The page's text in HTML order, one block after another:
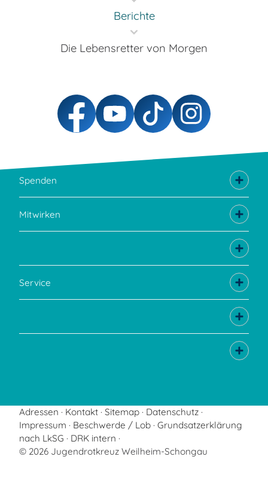
Berichte
Die Lebensretter von Morgen
Spenden
Mitwirken
Service
Adressen Kontakt Sitemap
Datenschutz
Impressum
Beschwerde / Lob Grundsatzerklärung
nach LkSG
DRK intern
© 2026 Jugendrotkreuz Weilheim-Schongau